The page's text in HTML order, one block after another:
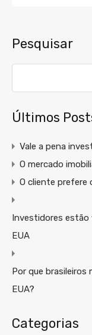
Pesquisar
Últimos
Vale a pena
O mercado
O cliente prefere
Investidores
EUA
Por que brasileiros
EUA?
Categorias